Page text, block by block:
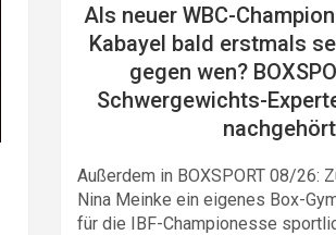
Als neuer WBC-
Kabayel bald erstmals
gegen wen?
Schwergewichts-
Außerdem in BOXSPORT 08/26:
Nina Meinke ein eigenes Box-
für die IBF-Championesse